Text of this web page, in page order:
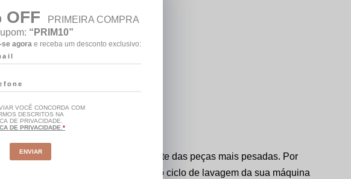
os grupos durante a lavagem.
devem ser lavadas separadamente das peças mais pesadas. Por
à peça. Escolha a temperatura e o ciclo de lavagem da sua máquina
OFF
PRIMEIRA COMPRA
“PRIM10”
agora e receba um desconto exclusivo:
VOCÊ CONCORDA COM
DESCRITOS NA
DE PRIVACIDADE.
DE PRIVACIDADE.
ENVIAR